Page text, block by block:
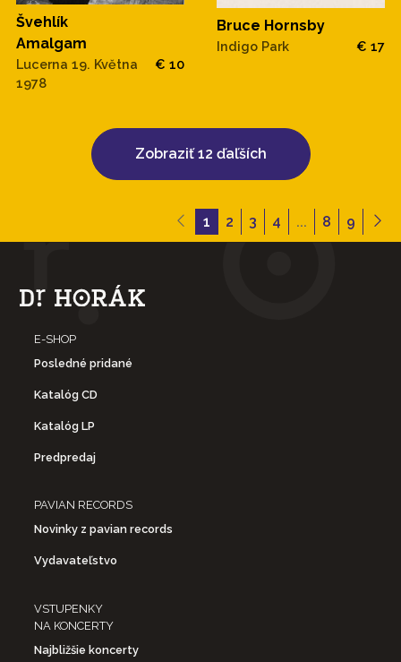
Švehlík
Amalgam
Lucerna 19. Května
1978
€ 10
Bruce Hornsby
Indigo Park € 17
Zobraziť 12 ďaľších
1 2 3 4 ... 8 9
E-SHOP
Posledné pridané
Katalóg CD
Katalóg LP
Predpredaj
PAVIAN RECORDS
Novinky z pavian records
Vydavateľstvo
VSTUPENKY
NA KONCERTY
Najbližšie koncerty